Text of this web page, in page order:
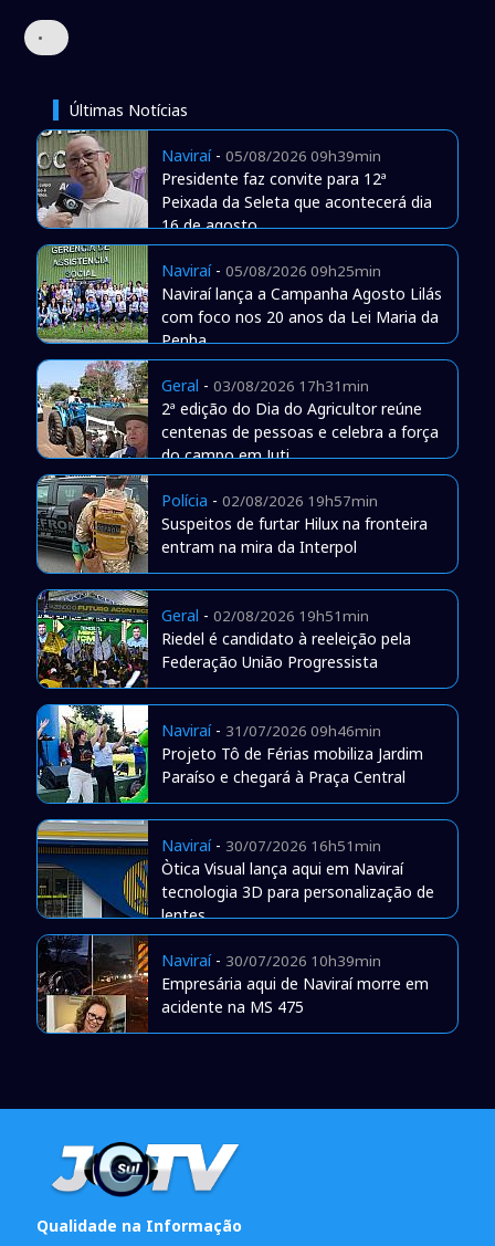
•
Últimas Notícias
Naviraí- 05/08/2026 09h39min
Presidente faz convite para 12ª
Peixada da Seleta que acontecerá dia
16 de agosto
Naviraí- 05/08/2026 09h25min
Naviraí lança a Campanha Agosto Lilás
com foco nos 20 anos da Lei Maria da
Penha
Geral - 03/08/2026 17h31min
2ª edição do Dia do Agricultor reúne
centenas de pessoas e celebra a força
do campo em Juti
Polícia - 02/08/2026 19h57min
Suspeitos de furtar Hilux na fronteira
entram na mira da Interpol
Geral - 02/08/2026 19h51min
Riedel é candidato à reeleição pela
Federação União Progressista
Naviraí- 31/07/2026 09h46min
Projeto Tô de Férias mobiliza Jardim
Paraíso e chegará à Praça Central
Naviraí- 30/07/2026 16h51min
Òtica Visual lança aqui em Naviraí
tecnologia 3D para personalização de
lentes
Naviraí- 30/07/2026 10h39min
Empresária aqui de Naviraí morre em
acidente na MS 475
Qualidade na Informação